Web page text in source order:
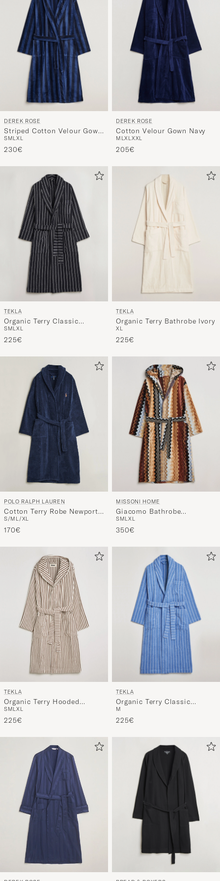
DEREK ROSE
Striped Cotton Velour Gown
Navy
SMLXL
230€
DEREK ROSE
Cotton Velour Gown Navy
M LXLXXL
205€
TEKLA
Organic Terry Classic
Bathrobe Antwerp
SMLXL
225€
TEKLA
Organic Terry Bathrobe Ivory
XL
225€
POLO RALPH LAUREN
Cotton Terry Robe Newport
Navy
S/M L/XL
170€
MISSONI HOME
Giacomo Bathrobe
Multicolor
SMLXL
350€
TEKLA
Organic Terry Hooded
Bathrobe Kodiak Stripes
SMLXL
225€
TEKLA
Organic Terry Classic
Bathrobe Marseille
M
225€